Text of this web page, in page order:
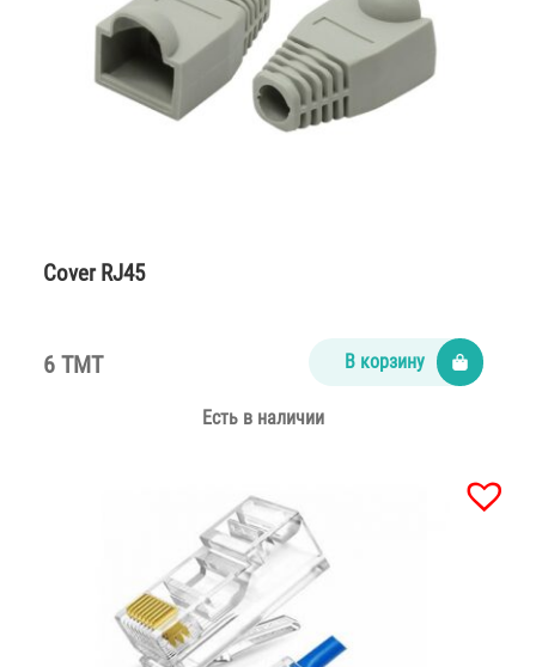
Cover RJ45
6 TMT В корзину
Есть в наличии